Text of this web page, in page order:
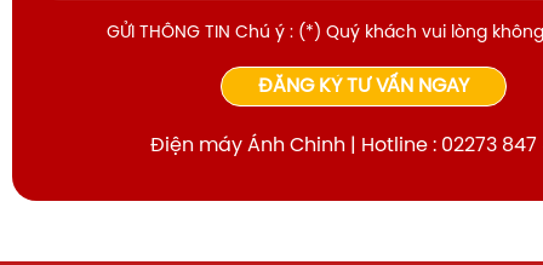
GỬI THÔNG TIN Chú ý : (*) Quý khách vui lòng
ĐĂNG KÝ TƯ VẤN NGAY
Điện máy Ánh Chinh | Hotline : 02273 847